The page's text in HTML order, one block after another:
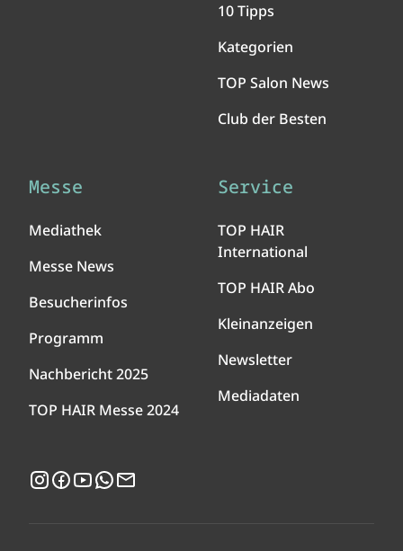
10 Tipps
Kategorien
TOP Salon News
Club der Besten
Messe
Mediathek
Messe News
Besucherinfos
Programm
Nachbericht 2025
TOP HAIR Messe 2024
Service
TOP HAIR
International
TOP HAIR Abo
Kleinanzeigen
Newsletter
Mediadaten
Instagram
Facebook
YouTubeWhatsApp